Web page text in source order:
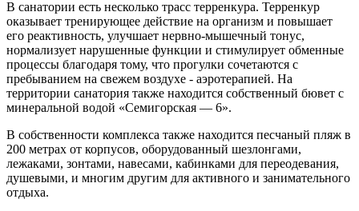
В санатории есть несколько трасс терренкура. Терренкур
оказывает тренирующее действие на организм и повышает
его реактивность, улучшает нервно-мышечный тонус,
нормализует нарушенные функции и стимулирует обменные
процессы благодаря тому, что прогулки сочетаются с
пребыванием на свежем воздухе - аэротерапией. На
территории санатория также находится собственный бювет с
минеральной водой «Семигорская — 6».
В собственности комплекса также находится песчаный пляж в
200 метрах от корпусов, оборудованный шезлонгами,
лежаками, зонтами, навесами, кабинками для переодевания,
душевыми, и многим другим для активного и занимательного
отдыха.